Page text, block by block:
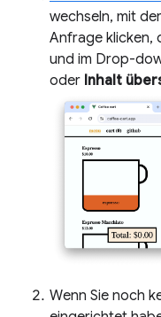
wechseln, mit
Anfrage klicken,
und im Drop-
oder Inhalt
Wenn Sie noch